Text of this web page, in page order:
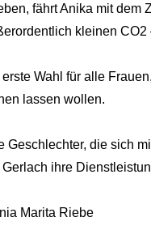
fährt Anika mit dem
kleinen CO2
Wahl für alle
lassen wollen.
Geschlechter, die sich
ihre
Marita Riebe